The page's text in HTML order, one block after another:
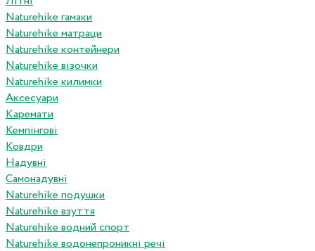
Naturehike гамаки
Naturehike матраци
Naturehike контейнери
Naturehike візочки
Naturehike килимки
Аксесуари
Каремати
Кемпінгові
Ковдри
Надувні
Самонадувні
Naturehike подушки
Naturehike взуття
Naturehike водний спорт
Naturehike водонепроникні речі